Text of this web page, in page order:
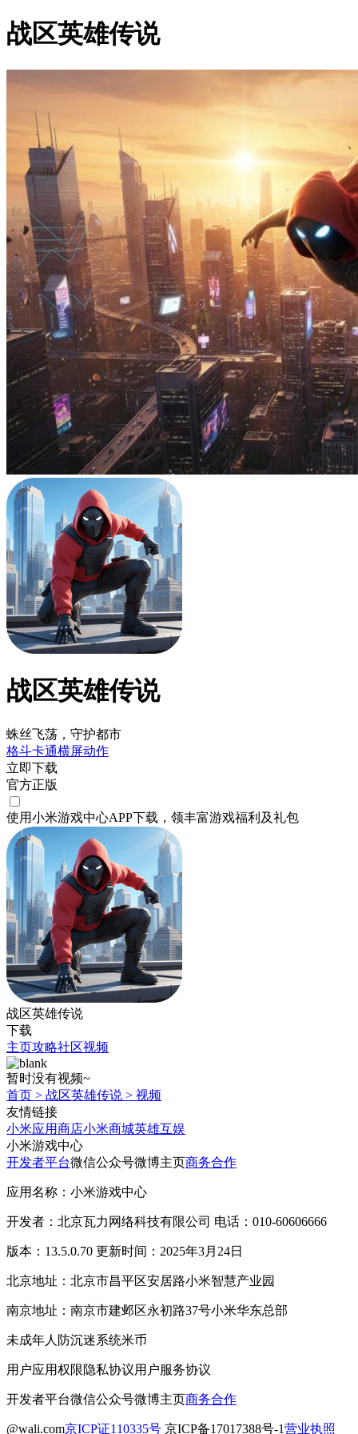
战区英雄传说
战区英雄传说
蛛丝飞荡，守护都市
格斗卡通横屏动作
立即下载
官方正版
使用小米游戏中心APP下载 ，领丰富游戏福利 及礼包
战区英雄传说
下载
主页攻略社区视频
暂时没有视频~
首页 > 战区英雄传说 > 视频
友情链接
小米应用商店小米商城英雄互娱
小米游戏中心
开发者平台微信公众号微博主页商务合作
应用名称：小米游戏中心
开发者：北京瓦力网络科技有限公司 电话：010-60606666
版本：13.5.0.70 更新时间：2025年3月24日
北京地址：北京市昌平区安居路小米智慧产业园
南京地址：南京市建邺区永初路37号小米华东总部
未成年人防沉迷系统米币
用户应用权限隐私协议用户服务协议
开发者平台微信公众号微博主页商务合作
@wali.com京ICP证110335号 京ICP备17017388号-1营业执照